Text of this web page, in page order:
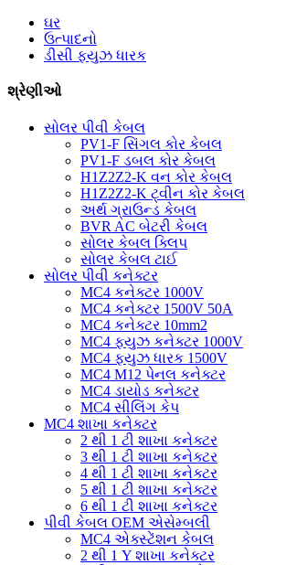
ઘર
ઉત્પાદનો
ડીસી ફ્યુઝ ધારક
શ્રેણીઓ
સોલર પીવી કેબલ
PV1-F સિંગલ કોર કેબલ
PV1-F ડબલ ​​કોર કેબલ
H1Z2Z2-K વન કોર કેબલ
H1Z2Z2-K ટ્વીન કોર કેબલ
અર્થ ગ્રાઉન્ડ કેબલ
BVR AC બેટરી કેબલ
સોલર કેબલ ક્લિપ
સોલર કેબલ ટાઈ
સોલર પીવી કનેક્ટર
MC4 કનેક્ટર 1000V
MC4 કનેક્ટર 1500V 50A
MC4 કનેક્ટર 10mm2
MC4 ફ્યુઝ કનેક્ટર 1000V
MC4 ફ્યુઝ ધારક 1500V
MC4 M12 પેનલ કનેક્ટર
MC4 ડાયોડ કનેક્ટર
MC4 સીલિંગ કેપ
MC4 શાખા કનેક્ટર
2 થી 1 ટી શાખા કનેક્ટર
3 થી 1 ટી શાખા કનેક્ટર
4 થી 1 ટી શાખા કનેક્ટર
5 થી 1 ટી શાખા કનેક્ટર
6 થી 1 ટી શાખા કનેક્ટર
પીવી કેબલ OEM એસેમ્બલી
MC4 એક્સ્ટેંશન કેબલ
2 થી 1 Y શાખા કનેક્ટર